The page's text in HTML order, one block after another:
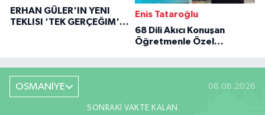
ERHAN GÜLER'IN YENI
TEKLISI 'TEK GERÇEĞIM'LE
Enis Tataroğlu
68 Dili Akıcı Konuşan
Öğretmenle Özel
OSMANİYE 08.08.2026
SONRAKI VAKTE KALAN